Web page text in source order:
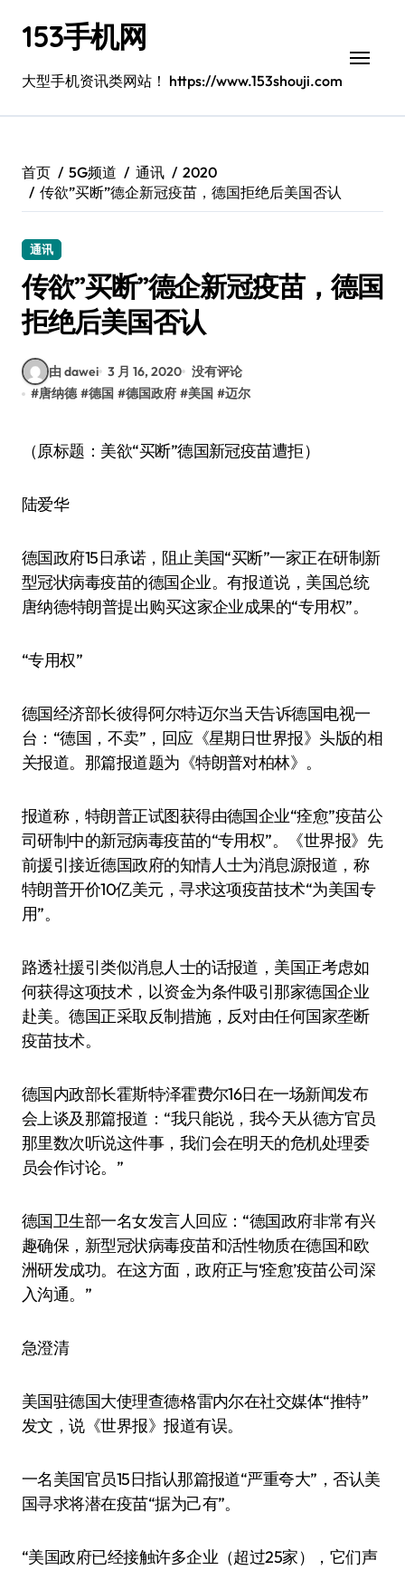
153手机网
大型手机资讯类网站！ https://www.153shouji.com
首页 5G频道 通讯
2020
传欲”买断”德企新冠疫苗，德国拒绝后美国否认
通讯
传欲”买断”德企新冠疫苗，德国
拒绝后美国否认
由 dawei 3 月 16, 2020 没有评论
#唐纳德 #德国 #德国政府 #美国 #迈尔
（原标题：美欲“买断”德国新冠疫苗遭拒）
陆爱华
德国政府15日承诺，阻止美国“买断”一家正在研制新
型冠状病毒疫苗的德国企业。有报道说，美国总统
唐纳德·特朗普提出购买这家企业成果的“专用权”。
“专用权”
德国经济部长彼得·阿尔特迈尔当天告诉德国电视一
台：“德国，不卖”，回应《星期日世界报》头版的相
关报道。那篇报道题为《特朗普对柏林》。
报道称，特朗普正试图获得由德国企业“痊愈”疫苗公
司研制中的新冠病毒疫苗的“专用权”。《世界报》先
前援引接近德国政府的知情人士为消息源报道，称
特朗普开价10亿美元，寻求这项疫苗技术“为美国专
用”。
路透社援引类似消息人士的话报道，美国正考虑如
何获得这项技术，以资金为条件吸引那家德国企业
赴美。德国正采取反制措施，反对由任何国家垄断
疫苗技术。
德国内政部长霍斯特·泽霍费尔16日在一场新闻发布
会上谈及那篇报道：“我只能说，我今天从德方官员
那里数次听说这件事，我们会在明天的危机处理委
员会作讨论。”
德国卫生部一名女发言人回应：“德国政府非常有兴
趣确保，新型冠状病毒疫苗和活性物质在德国和欧
洲研发成功。在这方面，政府正与‘痊愈’疫苗公司深
入沟通。”
急澄清
美国驻德国大使理查德·格雷内尔在社交媒体“推特”
发文，说《世界报》报道有误。
一名美国官员15日指认那篇报道“严重夸大”，否认美
国寻求将潜在疫苗“据为己有”。
“美国政府已经接触许多企业（超过25家），它们声